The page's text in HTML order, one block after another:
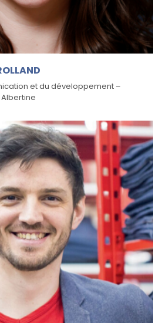
et du développement –